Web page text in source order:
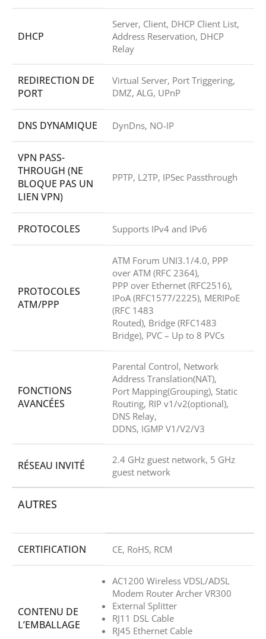
DHCP
Server, Client, DHCP Client List,
Address Reservation, DHCP
Relay
REDIRECTION DE
PORT
Virtual Server, Port Triggering,
DMZ, ALG, UPnP
DNS DYNAMIQUE DynDns, NO-IP
VPN PASS-
THROUGH (NE
BLOQUE PAS UN
LIEN VPN)
PPTP, L2TP, IPSec Passthrough
PROTOCOLES Supports IPv4 and IPv6
PROTOCOLES
ATM/PPP
ATM Forum UNI3.1/4.0, PPP
over ATM (RFC 2364),
PPP over Ethernet (RFC2516),
IPoA (RFC1577/2225), MERIPoE
(RFC 1483
Routed), Bridge (RFC1483
Bridge), PVC – Up to 8 PVCs
FONCTIONS
AVANCÉES
Parental Control, Network
Address Translation(NAT),
Port Mapping(Grouping), Static
Routing, RIP v1/v2(optional),
DNS Relay,
DDNS, IGMP V1/V2/V3
RÉSEAU INVITÉ
2.4 GHz guest network, 5 GHz
guest network
AUTRES
CERTIFICATION CE, RoHS, RCM
CONTENU DE
L’EMBALLAGE
AC1200 Wireless VDSL/ADSL
Modem Router Archer VR300
External Splitter
RJ11 DSL Cable
RJ45 Ethernet Cable